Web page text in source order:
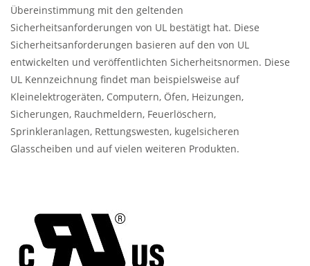
Übereinstimmung mit den geltenden
Sicherheitsanforderungen von UL bestätigt hat. Diese
Sicherheitsanforderungen basieren auf den von UL
entwickelten und veröffentlichten Sicherheitsnormen. Diese
UL Kennzeichnung findet man beispielsweise auf
Kleinelektrogeräten, Computern, Öfen, Heizungen,
Sicherungen, Rauchmeldern, Feuerlöschern,
Sprinkleranlagen, Rettungswesten, kugelsicheren
Glasscheiben und auf vielen weiteren Produkten.